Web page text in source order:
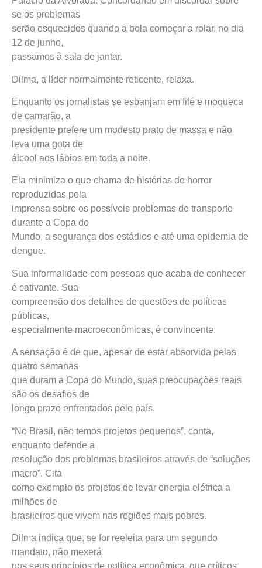
se os problemas
serão esquecidos quando a bola começar a rolar, no dia
12 de junho,
passamos à sala de jantar.
Dilma, a líder normalmente reticente, relaxa.
Enquanto os jornalistas se esbanjam em filé e moqueca
de camarão, a
presidente prefere um modesto prato de massa e não
leva uma gota de
álcool aos lábios em toda a noite.
Ela minimiza o que chama de histórias de horror
reproduzidas pela
imprensa sobre os possíveis problemas de transporte
durante a Copa do
Mundo, a segurança dos estádios e até uma epidemia de
dengue.
Sua informalidade com pessoas que acaba de conhecer
é cativante. Sua
compreensão dos detalhes de questões de políticas
públicas,
especialmente macroeconômicas, é convincente.
A sensação é de que, apesar de estar absorvida pelas
quatro semanas
que duram a Copa do Mundo, suas preocupações reais
são os desafios de
longo prazo enfrentados pelo país.
“No Brasil, não temos projetos pequenos”, conta,
enquanto defende a
resolução dos problemas brasileiros através de “soluções
macro”. Cita
como exemplo os projetos de levar energia elétrica a
milhões de
brasileiros que vivem nas regiões mais pobres.
Dilma indica que, se for reeleita para um segundo
mandato, não mexerá
nos seus princípios de política econômica, que críticos